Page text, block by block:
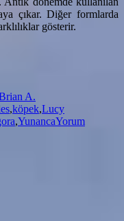
çıkar. Diğer formlarda
gösterir.
A.
,köpek,Lucy
,YunancaYorum